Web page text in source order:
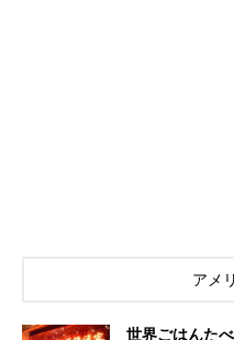
アメ
世界ごはんた